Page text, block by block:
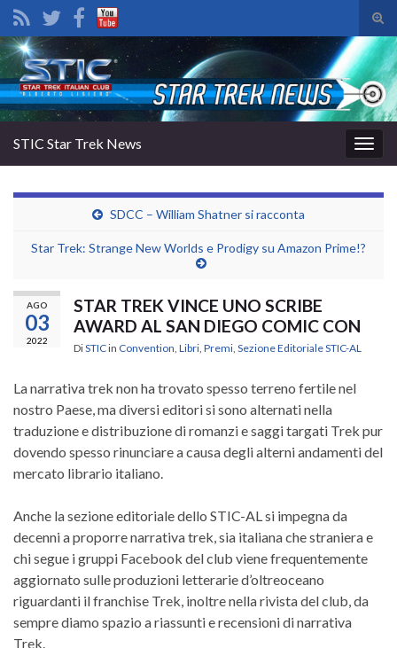
il
di
Search for:
la
STIC Star Trek News
SDCC – William Shatner si racconta
Star Trek: Strange New Worlds e Prodigy su Amazon Prime!?
AGO
03
2022
STAR TREK VINCE UNO SCRIBE
AWARD AL SAN DIEGO COMIC CON
DiSTICin Convention Libri Premi Sezione Editoriale STIC-AL
La narrativa trek non ha trovato spesso terreno fertile nel
nostro Paese, ma diversi editori si sono alternati nella
traduzione e distribuzione di romanzi e saggi targati Trek pur
dovendo spesso rinunciare a causa degli alterni andamenti del
mercato librario italiano.
Anche la sezione editoriale dello STIC-AL si impegna da
decenni a proporre narrativa trek, sia italiana che straniera e
chi segue i gruppi Facebook del club viene frequentemente
aggiornato sulle produzioni letterarie d’oltreoceano
riguardanti il franchise Trek, inoltre nella rivista del club, da
sempre diamo spazio a riassunti e recensioni di narrativa
Trek.